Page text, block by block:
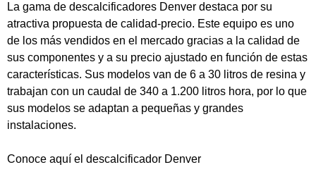
La gama de descalcificadores Denver destaca por su
atractiva propuesta de calidad-precio. Este equipo es uno
de los más vendidos en el mercado gracias a la calidad de
sus componentes y a su precio ajustado en función de estas
características. Sus modelos van de 6 a 30 litros de resina y
trabajan con un caudal de 340 a 1.200 litros hora, por lo que
sus modelos se adaptan a pequeñas y grandes
instalaciones.
Conoce aquí el descalcificador Denver